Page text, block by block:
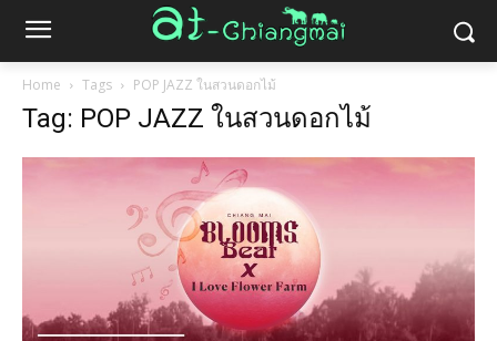
Home Tags POP JAZZ ในสวนดอกไม้
Tag: POP JAZZ ในสวนดอกไม้